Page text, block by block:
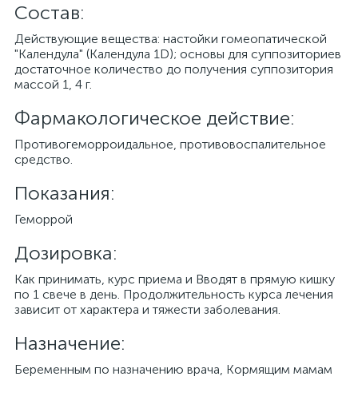
Cостав:
Действующие вещества: настойки гомеопатической
"Календула" (Календула 1D); основы для суппозиториев
достаточное количество до получения суппозитория
массой 1, 4 г.
Фармакологическое действие:
Противогеморроидальное, противовоспалительное
средство.
Показания:
Геморрой
Дозировка:
Как принимать, курс приема и Вводят в прямую кишку
по 1 свече в день. Продолжительность курса лечения
зависит от характера и тяжести заболевания.
Назначение:
Беременным по назначению врача, Кормящим мамам